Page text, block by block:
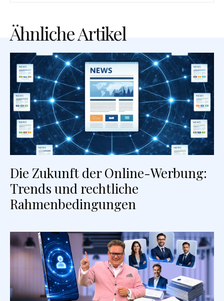
Ähnliche Artikel
Die Zukunft der Online-Werbung:
Trends und rechtliche
Rahmenbedingungen